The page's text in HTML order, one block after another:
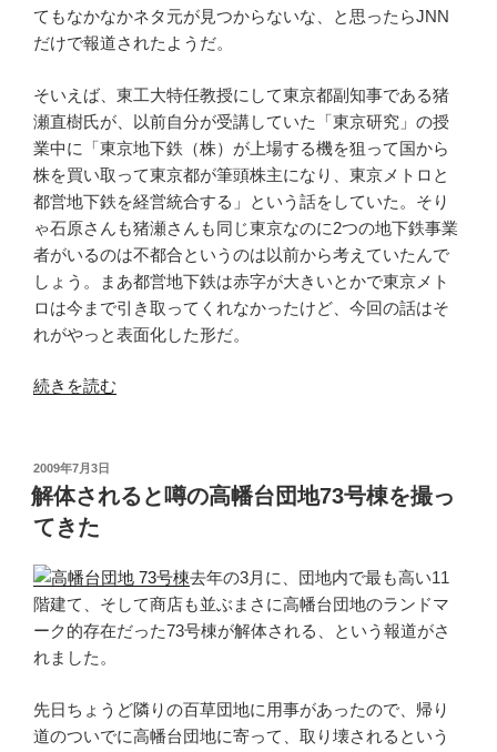
てもなかなかネタ元が見つからないな、と思ったらJNN
だけで報道されたようだ。
そいえば、東工大特任教授にして東京都副知事である猪
瀬直樹氏が、以前自分が受講していた「東京研究」の授
業中に「東京地下鉄（株）が上場する機を狙って国から
株を買い取って東京都が筆頭株主になり、東京メトロと
都営地下鉄を経営統合する」という話をしていた。そり
ゃ石原さんも猪瀬さんも同じ東京なのに2つの地下鉄事業
者がいるのは不都合というのは以前から考えていたんで
しょう。まあ都営地下鉄は赤字が大きいとかで東京メト
ロは今まで引き取ってくれなかったけど、今回の話はそ
れがやっと表面化した形だ。
“東
ト
ロ
と
営
地
下
鉄
統
合、
続きを読む
投
稿
日:
2009年7月3日
解体されると噂の高幡台団地73号棟を撮っ
てきた
去年の3月に、団地内で最も高い11
階建て、そして商店も並ぶまさに高幡台団地のランドマ
ーク的存在だった73号棟が解体される、という報道がさ
れました。
先日ちょうど隣りの百草団地に用事があったので、帰り
道のついでに高幡台団地に寄って、取り壊されるという